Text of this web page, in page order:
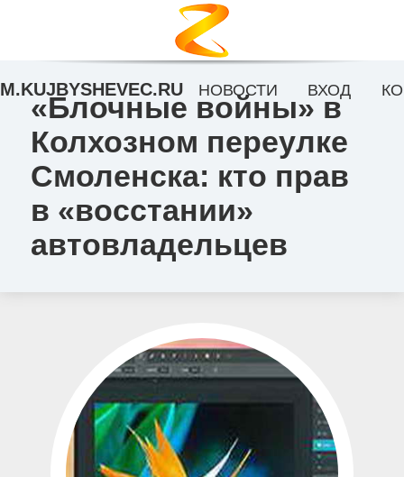
«Блочные войны» в
Колхозном переулке
Смоленска: кто прав
в «восстании»
автовладельцев
M.KUJBYSHEVEC.RU НОВОСТИ ВХОД